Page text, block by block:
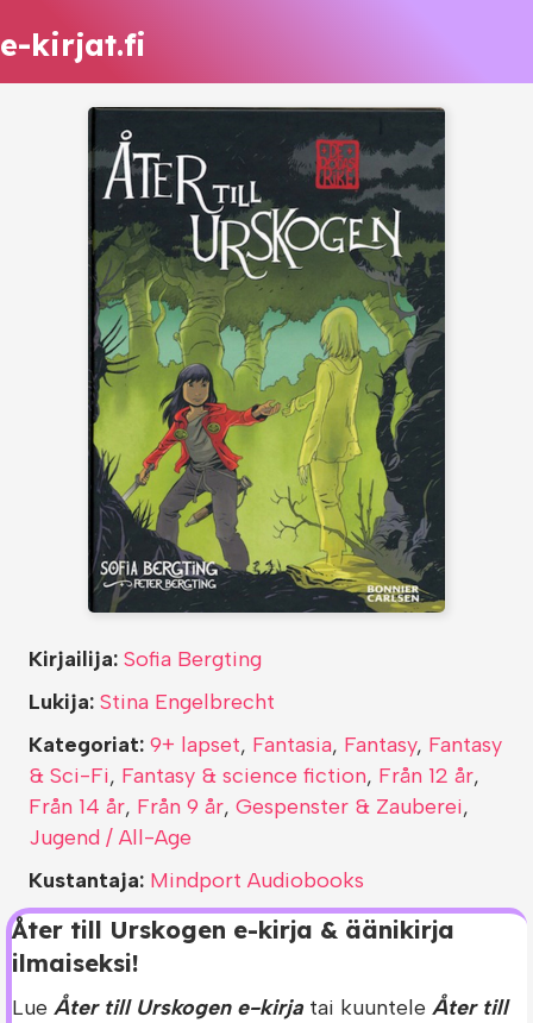
e-kirjat.fi
Åter till Urskogen e-kirja & äänikirja
ilmaiseksi!
Lue Åter till Urskogen e-kirja tai kuuntele Åter till
Kirjailija: Sofia Bergting
Lukija: Stina Engelbrecht
Kategoriat: 9+ lapset, Fantasia, Fantasy, Fantasy
& Sci-Fi, Fantasy & science fiction, Från 12 år,
Från 14 år, Från 9 år, Gespenster & Zauberei,
Jugend / All-Age
Kustantaja: Mindport Audiobooks